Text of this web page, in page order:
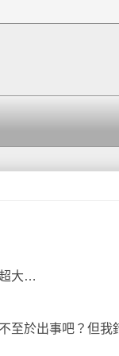
大…
至於出事吧？但我